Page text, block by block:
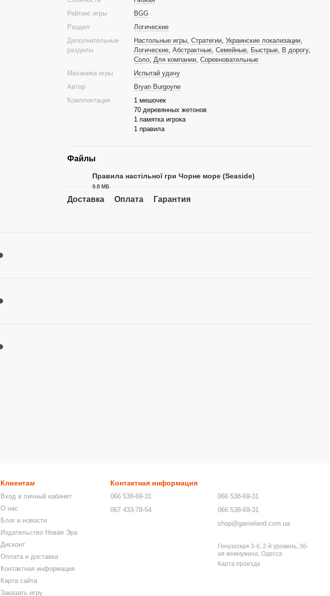
Рейтинг игры
BGG
Раздел
Логические
Дополнительные
разделы
Настольные игры,Стратегии,Украинские локализации,
Логические,Абстрактные,Семейные, Быстрые, В дорогу,
Соло,Для компании,Соревновательные
Механика игры
Испытай удачу
Автор
Bryan Burgoyne
Комплектация
1 мешочек
70 деревянных жетонов
1 памятка игрока
1 правила
Файлы
Правила настільної гри Чорне море (Seaside)
9.8 МБ
Доставка Оплата Гарантия
Клиентам
Вход в личный кабинет
О нас
Блог и новости
Издательство Новая Эра
Дисконт
Оплата и доставка
Контактная информация
Карта сайта
Заказать игру
Контактная информация
066 538-69-31
067 433-78-54
066 538-69-31
066 538-69-31
shop@gameland.com.ua
Генуэзская 3-б, 2-й уровень, 36-
ая жемчужина, Одесса
Карта проезда